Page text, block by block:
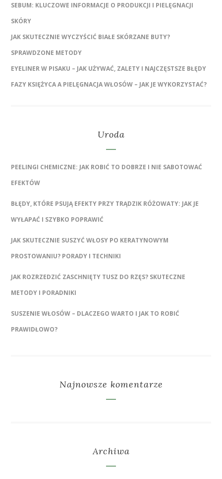
SEBUM: KLUCZOWE INFORMACJE O PRODUKCJI I PIELĘGNACJI
SKÓRY
JAK SKUTECZNIE WYCZYŚCIĆ BIAŁE SKÓRZANE BUTY?
SPRAWDZONE METODY
EYELINER W PISAKU – JAK UŻYWAĆ, ZALETY I NAJCZĘSTSZE BŁĘDY
FAZY KSIĘŻYCA A PIELĘGNACJA WŁOSÓW – JAK JE WYKORZYSTAĆ?
Uroda
PEELINGI CHEMICZNE: JAK ROBIĆ TO DOBRZE I NIE SABOTOWAĆ
EFEKTÓW
BŁĘDY, KTÓRE PSUJĄ EFEKTY PRZY TRĄDZIK RÓŻOWATY: JAK JE
WYŁAPAĆ I SZYBKO POPRAWIĆ
JAK SKUTECZNIE SUSZYĆ WŁOSY PO KERATYNOWYM
PROSTOWANIU? PORADY I TECHNIKI
JAK ROZRZEDZIĆ ZASCHNIĘTY TUSZ DO RZĘS? SKUTECZNE
METODY I PORADNIKI
SUSZENIE WŁOSÓW – DLACZEGO WARTO I JAK TO ROBIĆ
PRAWIDŁOWO?
Najnowsze komentarze
Archiwa